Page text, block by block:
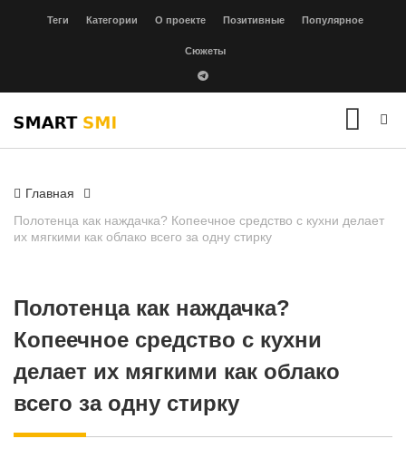
Теги Категории О проекте Позитивные Популярное
Сюжеты
Главная
Полотенца как наждачка? Копеечное средство с кухни делает
их мягкими как облако всего за одну стирку
Полотенца как наждачка?
Копеечное средство с кухни
делает их мягкими как облако
всего за одну стирку